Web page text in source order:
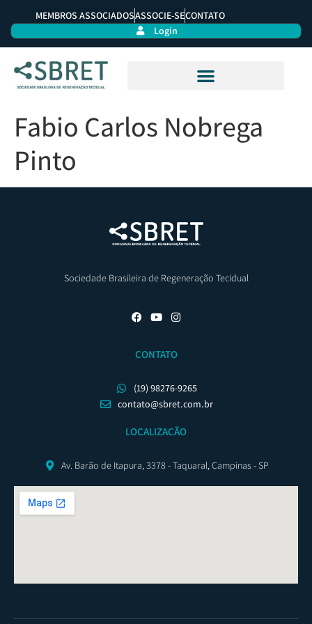
MEMBROS ASSOCIADOSASSOCIE-SECONTATO
Login
Fabio Carlos Nobrega
Pinto
Sociedade Brasileira de Regeneração Tecidual
CONTATO
(19) 98276-9265
contato@sbret.com.br
LOCALIZAÇÃO
Av. Barão de Itapura, 3378 - Taquaral, Campinas - SP